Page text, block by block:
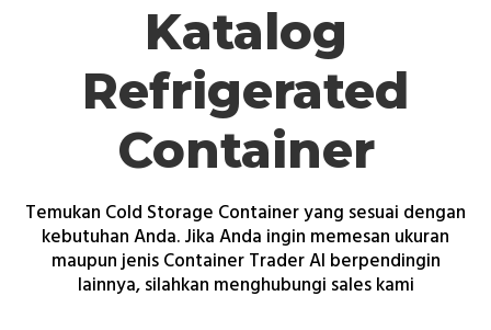
Katalog
Refrigerated
Container
Temukan Cold Storage Container yang sesuai dengan
kebutuhan Anda. Jika Anda ingin memesan ukuran
maupun jenis ContainerTrader AI berpendingin
lainnya, silahkan menghubungi sales kami